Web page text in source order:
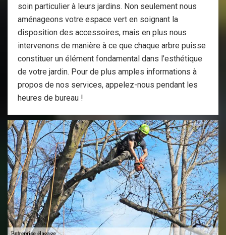
soin particulier à leurs jardins. Non seulement nous
aménageons votre espace vert en soignant la
disposition des accessoires, mais en plus nous
intervenons de manière à ce que chaque arbre puisse
constituer un élément fondamental dans l’esthétique
de votre jardin. Pour de plus amples informations à
propos de nos services, appelez-nous pendant les
heures de bureau !